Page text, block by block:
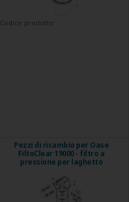
Codice prodotto:
Pezzi di ricambio per Oase
FiltoClear 19000 - filtro a
pressione per laghetto